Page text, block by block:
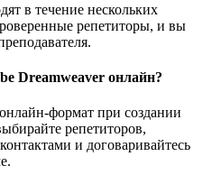
в течение нескольких
репетиторы, и вы
Dreamweaver онлайн?
формат при создании
репетиторов,
и договаривайтесь